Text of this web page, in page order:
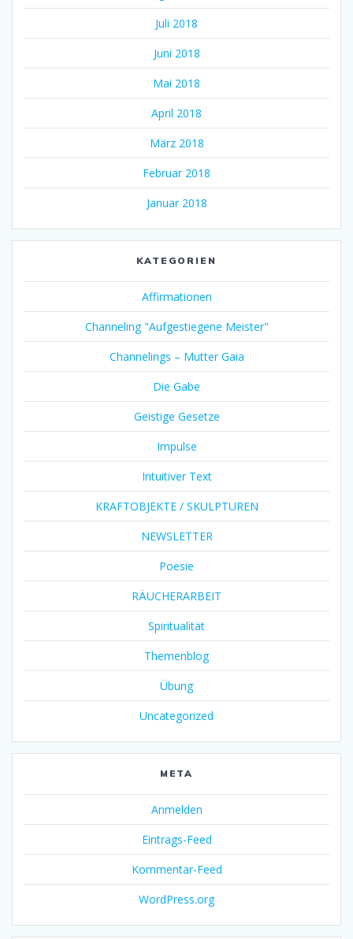
Juli 2018
Juni 2018
Mai 2018
April 2018
März 2018
Februar 2018
Januar 2018
KATEGORIEN
Affirmationen
Channeling "Aufgestiegene Meister"
Channelings – Mutter Gaia
Die Gabe
Geistige Gesetze
Impulse
Intuitiver Text
KRAFTOBJEKTE / SKULPTUREN
NEWSLETTER
Poesie
RÄUCHERARBEIT
Spiritualität
Themenblog
Übung
Uncategorized
META
Anmelden
Eintrags-Feed
Kommentar-Feed
WordPress.org